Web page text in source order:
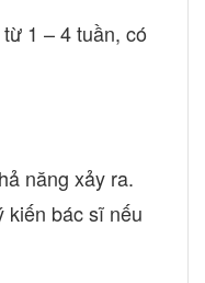
1 – 4 tuần, có
năng xảy ra.
kiến bác sĩ nếu